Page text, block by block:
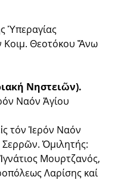
Ὑπεραγίας
Κοιμ. Θεοτόκου Ἄνω
Νηστειῶν).
Ναόν Ἁγίου
τόν Ἱερόν Ναόν
Ὁμιλητής:
Μουρτζανός,
Λαρί­σης καί